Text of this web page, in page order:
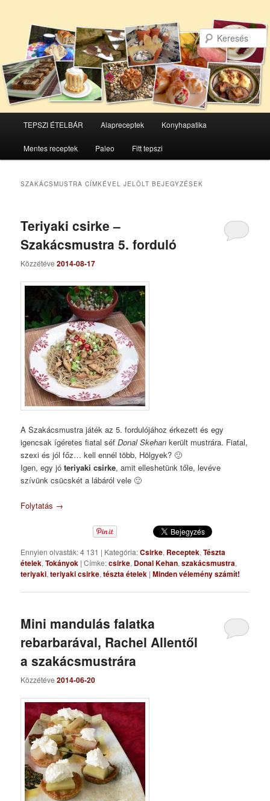
Tovább
az
elsődleges
Tovább
a
másodlagos
TEPSZI ÉTELBÁR Alapreceptek Konyhapatika
Mentes receptek Paleo Fitt tepszi
SZAKÁCSMUSTRA CÍMKÉVEL JELÖLT BEJEGYZÉSEK
Teriyaki csirke –
Szakácsmustra 5. forduló
Közzétéve2014-08-17
A Szakácsmustra játék az 5. fordulójához érkezett és egy
igencsak ígéretes fiatal séfDonal Skehan került mustrára. Fiatal,
szexi és jól főz… kell ennél több, Hölgyek? 🙂
Igen, egy jó teriyaki csirke, amit elleshetünk tőle, levéve
szívünk csücskét a lábáról vele 🙂
Folytatás →
Ennyien olvasták: 4 131 | Kategória:Csirke, Receptek,Tészta
ételek,Tokányok |Címke:csirke, Donal Kehan,szakácsmustra,
teriyaki,teriyaki csirke,tészta ételek |Minden vélemény számít!
Mini mandulás falatka
rebarbarával, Rachel Allentől
a szakácsmustrára
Közzétéve2014-06-20